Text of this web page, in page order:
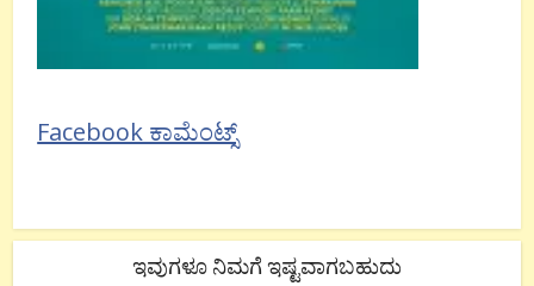
Facebook ಕಾಮೆಂಟ್ಸ್
ಇವುಗಳೂ ನಿಮಗೆ ಇಷ್ಟವಾಗಬಹುದು